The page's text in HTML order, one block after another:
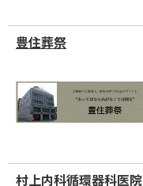
豊住葬祭
村上内科循環器科医院